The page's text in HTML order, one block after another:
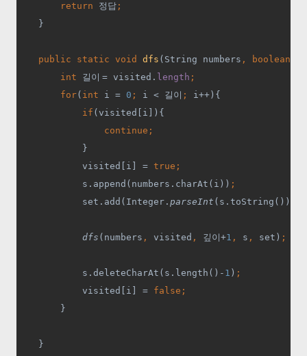
return 정답 ;
}
public static void dfs (String numbers , boolean
int 길이 = visited. length ;
        for
( int i = 0 ; i < 길이 ; i++){
if (visited[i]){
continue;
}
            visited[i] =
true;
s.append(numbers.charAt(i)) ;
set.add(Integer. parseInt (s.toString()))
dfs (numbers , visited , 깊이+1 , s , set) ;
s.deleteCharAt(s.length()- 1 ) ;
visited[i] = false;
}
    }